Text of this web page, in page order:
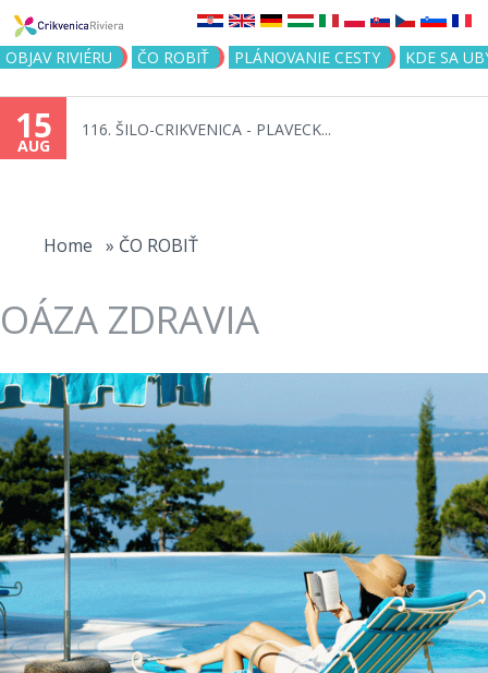
Jump to navigation
OBJAV RIVIÉRU ČO ROBIŤ PLÁNOVANIE CESTY KDE SA
15
AUG
116. ŠILO-CRIKVENICA - PLAVECK...
here
Home » ČO ROBIŤ
OÁZA ZDRAVIA